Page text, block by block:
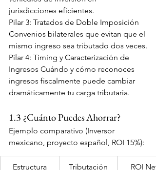
jurisdicciones eficientes.
Pilar 3: Tratados de Doble Imposición
Convenios bilaterales que evitan que el
mismo ingreso sea tributado dos veces.
Pilar 4: Timing y Caracterización de
Ingresos Cuándo y cómo reconoces
ingresos fiscalmente puede cambiar
dramáticamente tu carga tributaria.
1.3 ¿Cuánto Puedes Ahorrar?
Ejemplo comparativo (Inversor
mexicano, proyecto español, ROI 15%):
Estructura Tributación ROI